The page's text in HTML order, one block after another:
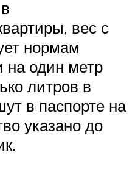
вес с
нормам
на один метр
литров в
в паспорте на
указано до